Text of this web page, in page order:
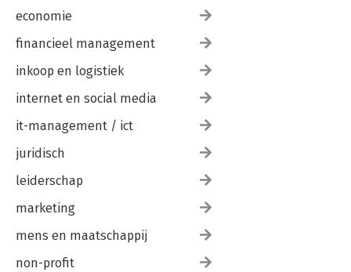
economie
financieel management
inkoop en logistiek
internet en social media
it-management / ict
juridisch
leiderschap
marketing
mens en maatschappij
non-profit